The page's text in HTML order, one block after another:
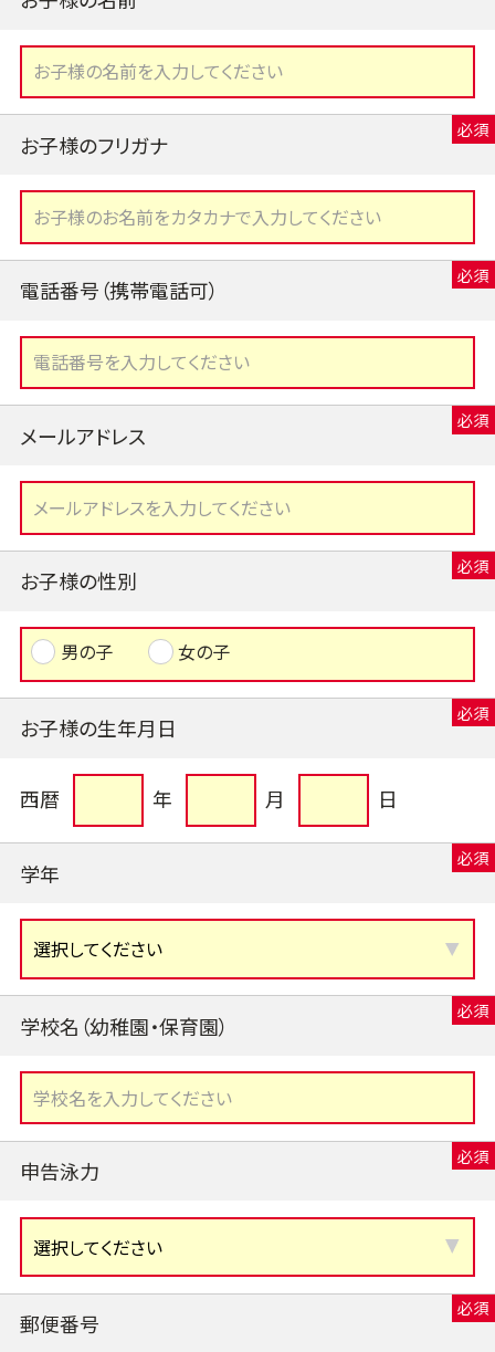
お子様のフリガナ
電話番号（携帯電話可）
メールアドレス
お子様の性別
男の子 女の子
お子様の生年月日
西暦 年 月 日
学年
学校名（幼稚園・保育園）
申告泳力
郵便番号